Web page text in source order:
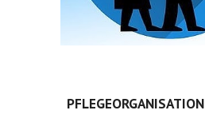
PFLEGEORGANISATION